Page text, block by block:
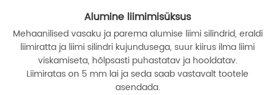
Alumine liimimisüksus
Mehaanilised vasaku ja parema alumise liimi silindrid, eraldi
liimiratta ja liimi silindri kujundusega, suur kiirus ilma liimi
viskamiseta, hõlpsasti puhastatav ja hooldatav.
Liimiratas on 5 mm lai ja seda saab vastavalt tootele
asendada.